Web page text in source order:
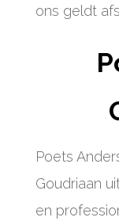
ons geldt
Poets
Goudriaan
en